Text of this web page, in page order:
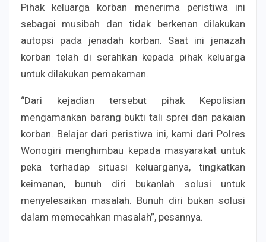
Pihak keluarga korban menerima peristiwa ini
sebagai musibah dan tidak berkenan dilakukan
autopsi pada jenadah korban. Saat ini jenazah
korban telah di serahkan kepada pihak keluarga
untuk dilakukan pemakaman.
“Dari kejadian tersebut pihak Kepolisian
mengamankan barang bukti tali sprei dan pakaian
korban. Belajar dari peristiwa ini, kami dari Polres
Wonogiri menghimbau kepada masyarakat untuk
peka terhadap situasi keluarganya, tingkatkan
keimanan, bunuh diri bukanlah solusi untuk
menyelesaikan masalah. Bunuh diri bukan solusi
dalam memecahkan masalah”, pesannya.